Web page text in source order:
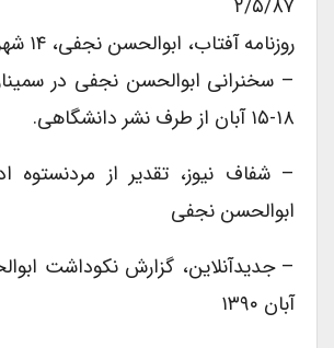
۲/۵/۸۷
روزنامه آفتاب، ابوالحسن نجفی، ۱۴ شهریور ۱۳۸۴
– سخنرانی ابوالحسن نجفی در
۱۸-۱۵ آبان از طرف نشر دانشگاهی.
– شفاف نیوز، تقدیر از مردنستوه
ابوالحسن نجفی
آبان ۱۳۹۰